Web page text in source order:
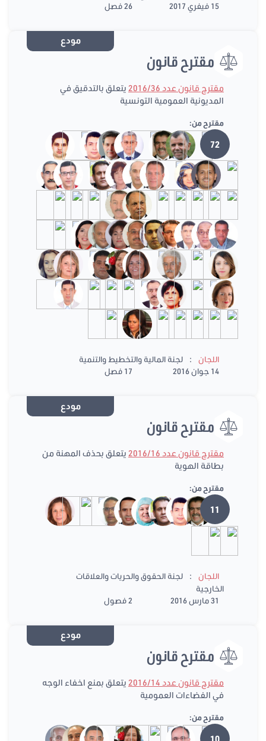
15 فيفري 2017
26 فصل
مودع
مقترح قانون
مقترح قانون عدد 2016/36
يتعلق بالتدقيق في
المديونية العمومية التونسية
مقترح من:
72
اللجان :
لجنة المالية والتخطيط والتنمية
14 جوان 2016
17 فصل
مودع
مقترح قانون
مقترح قانون عدد 2016/16
يتعلق بحذف المهنة من
بطاقة الهوية
مقترح من:
11
اللجان :
لجنة الحقوق والحريات والعلاقات
الخارجية
31 مارس 2016
2 فصول
مودع
مقترح قانون
مقترح قانون عدد 2016/14
يتعلق بمنع اخفاء الوجه
في الفضاءات العمومية
مقترح من:
10